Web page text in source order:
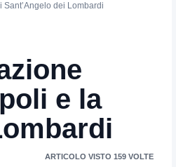
dei Lombardi
e la
ARTICOLO VISTO 159 VOLTE